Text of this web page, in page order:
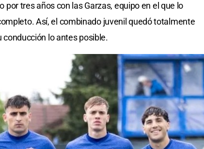
tres años con las Garzas, equipo en el que lo
Así, el combinado juvenil quedó totalmente
lo antes posible.